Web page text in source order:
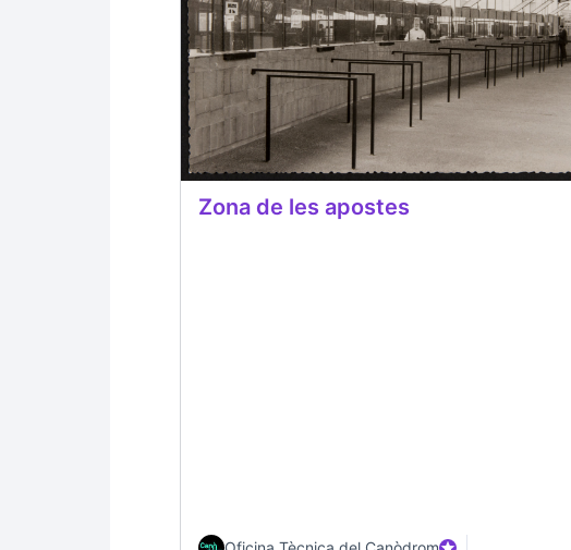
Zona de les apostes